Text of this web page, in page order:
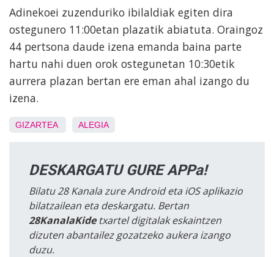
Adinekoei zuzenduriko ibilaldiak egiten dira
ostegunero 11:00etan plazatik abiatuta. Oraingoz
44 pertsona daude izena emanda baina parte
hartu nahi duen orok ostegunetan 10:30etik
aurrera plazan bertan ere eman ahal izango du
izena.
GIZARTEA ALEGIA
DESKARGATU GURE APPa!
Bilatu 28 Kanala zure Android eta iOS aplikazio
bilatzailean eta deskargatu. Bertan
28KanalaKidetxartel digitalak eskaintzen
dizuten abantailez gozatzeko aukera izango
duzu.